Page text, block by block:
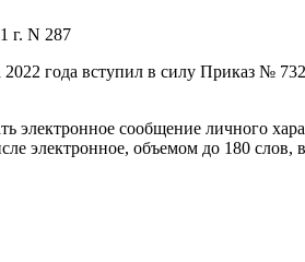
г. N 287
года вступил в силу Приказ №
сообщение личного
электронное, объемом до 180